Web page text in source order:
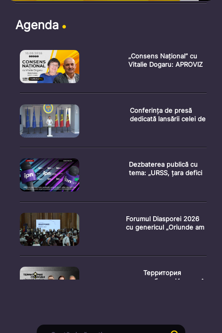
Agenda
„Consens Național” cu
Vitalie Dogaru: APROVIZ
Conferința de presă
dedicată lansării celei de
Dezbaterea publică cu
tema: „URSS, țara defici
Forumul Diasporei 2026
cu genericul „Oriunde am
Территория
свободы. Испыта�
Conferință de presă